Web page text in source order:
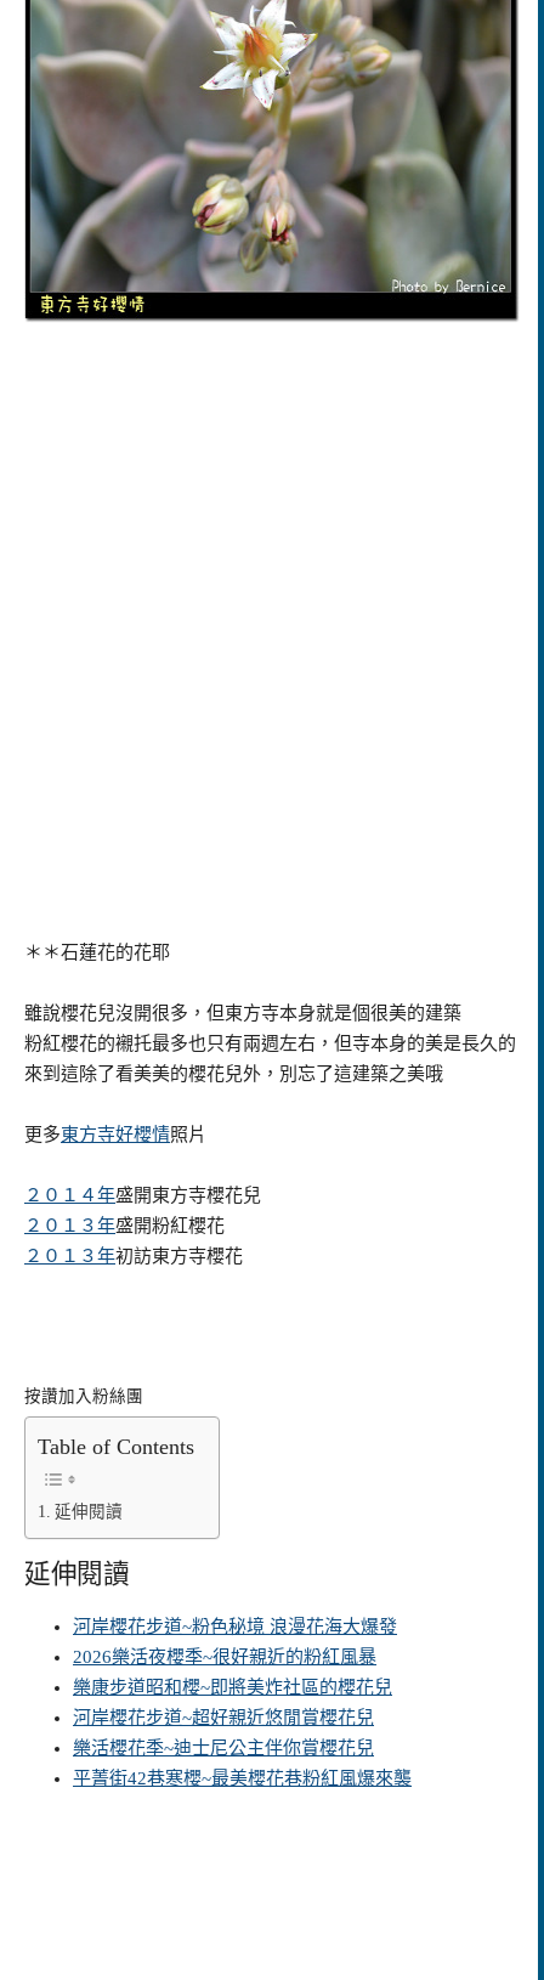
＊＊石蓮花的花耶
雖說櫻花兒沒開很多，但東方寺本身就是個很美的建築
粉紅櫻花的襯托最多也只有兩週左右，但寺本身的美是長久的
來到這除了看美美的櫻花兒外，別忘了這建築之美哦
更多東方寺好櫻情照片
２０１４年盛開東方寺櫻花兒
２０１３年盛開粉紅櫻花
２０１３年初訪東方寺櫻花
按讚加入粉絲團
Table of Contents
延伸閱讀
延伸閱讀
河岸櫻花步道~粉色秘境 浪漫花海大爆發
2026樂活夜櫻季~很好親近的粉紅風暴
樂康步道昭和櫻~即將美炸社區的櫻花兒
河岸櫻花步道~超好親近悠閒賞櫻花兒
樂活櫻花季~迪士尼公主伴你賞櫻花兒
平菁街42巷寒櫻~最美櫻花巷粉紅風爆來襲